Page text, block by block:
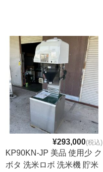
¥293,000(税込)
KP90KN-JP 美品 使用少 ク
ボタ 洗米ロボ 洗米機 貯米